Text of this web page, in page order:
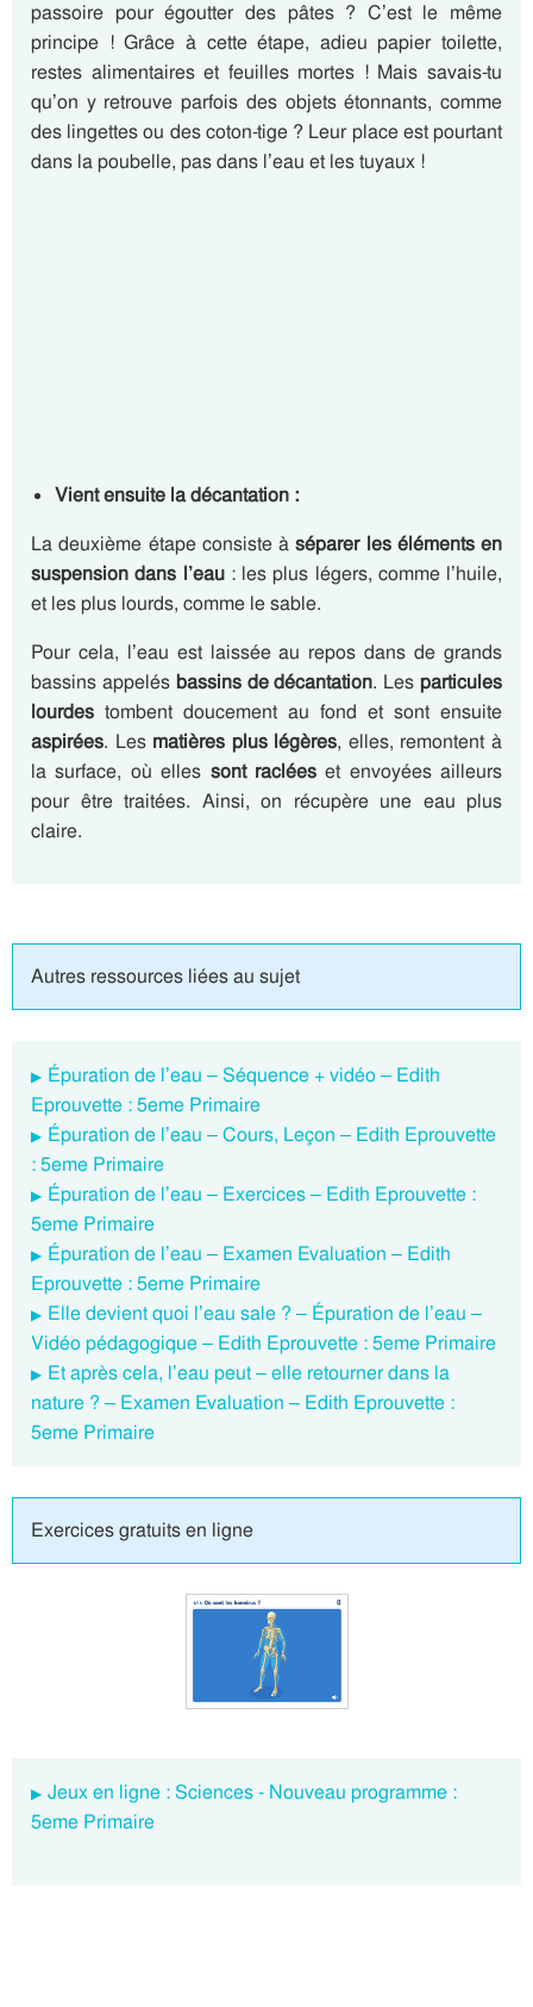
passoire pour égoutter des pâtes ? C’est le même
principe ! Grâce à cette étape, adieu papier toilette,
restes alimentaires et feuilles mortes ! Mais savais-tu
qu’on y retrouve parfois des objets étonnants, comme
des lingettes ou des coton-tige ? Leur place est pourtant
dans la poubelle, pas dans l’eau et les tuyaux !
Vient ensuite la décantation :
La deuxième étape consiste àséparer les éléments en
suspension dans l’eau: les plus légers, comme l’huile,
et les plus lourds, comme le sable.
Pour cela, l’eau est laissée au repos dans de grands
bassins appelés bassins de décantation. Lesparticules
lourdes tombent doucement au fond et sont ensuite
aspirées. Les matières plus légères, elles, remontent à
la surface, où elles sont racléeset envoyées ailleurs
pour être traitées. Ainsi, on récupère une eau plus
claire.
Autres ressources liées au sujet
Épuration de l’eau – Séquence + vidéo – Edith
Eprouvette : 5eme Primaire
Épuration de l’eau – Cours, Leçon – Edith Eprouvette
: 5eme Primaire
Épuration de l’eau – Exercices – Edith Eprouvette :
5eme Primaire
Épuration de l’eau – Examen Evaluation – Edith
Eprouvette : 5eme Primaire
Elle devient quoi l’eau sale ? – Épuration de l’eau –
Vidéo pédagogique – Edith Eprouvette : 5eme Primaire
Et après cela, l’eau peut – elle retourner dans la
nature ? – Examen Evaluation – Edith Eprouvette :
5eme Primaire
Exercices gratuits en ligne
Jeux en ligne : Sciences - Nouveau programme :
5eme Primaire